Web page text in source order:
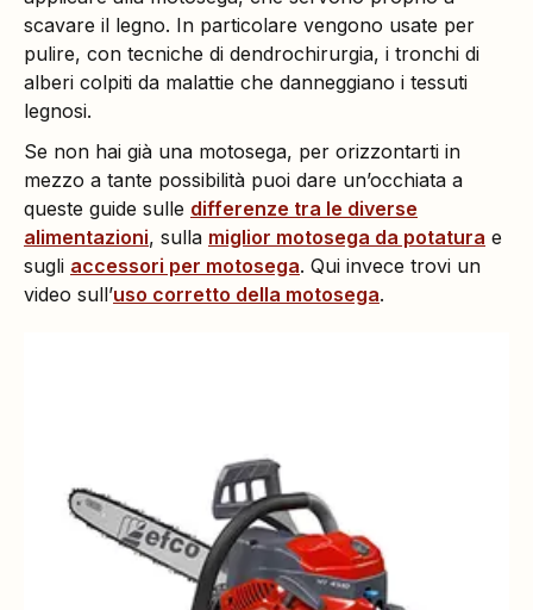
scavare il legno. In particolare vengono usate per
pulire, con tecniche di dendrochirurgia, i tronchi di
alberi colpiti da malattie che danneggiano i tessuti
legnosi.
Se non hai già una motosega, per orizzontarti in
mezzo a tante possibilità puoi dare un’occhiata a
queste guide sulle differenze tra le diverse
alimentazioni, sulla miglior motosega da potatura e
sugli accessori per motosega. Qui invece trovi un
video sull’uso corretto della motosega.